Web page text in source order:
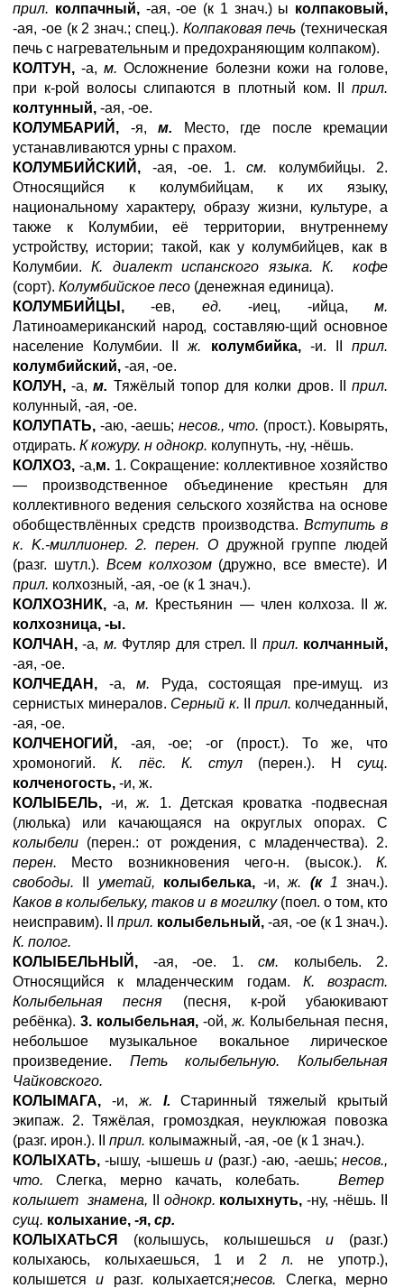
прил. колпачный,-ая, -ое (к 1 знач.) ы колпаковый,
-ая, -ое (к 2 знач.; спец.). Колпаковая печь (техническая
печь с нагревательным и предохраняющим колпаком).
КОЛТУН, -а,м. Осложнение болезни кожи на голове,
при к-рой волосы слипаются в плотный ком. II прил.
колтунный, -ая, -ое.
КОЛУМБАРИЙ, -я, м. Место, где после кремации
устанавливаются урны с прахом.
КОЛУМБИЙСКИЙ, -ая, -ое. 1. см. колумбийцы. 2.
Относящийся к колумбийцам, к их языку,
национальному характеру, образу жизни, культуре, а
также к Колумбии, её территории, внутреннему
устройству, истории; такой, как у колумбийцев, как в
Колумбии.К. диалект испанского языка. К. кофе
(сорт). Колумбийское песо (денежная единица).
КОЛУМБИЙЦЫ, -ев, ед. -иец, -ийца,м.
Латиноамериканский народ, составляю-щий основное
население Колумбии. IIж. колумбийка,-и. IIприл.
колумбийский, -ая, -ое.
КОЛУН, -а, м. Тяжёлый топор для колки дров. IIприл.
колунный, -ая, -ое.
КОЛУПАТЬ, -аю, -аешь; несов., что. (прост.). Ковырять,
отдирать. К кожуру. н однокр. колупнуть, -ну, -нёшь.
КОЛХО3, -а,м.1. Сокращение: коллективное хозяйство
— производственное объединение крестьян для
коллективного ведения сельского хозяйства на основе
обобществлённых средств производства. Вступить в
к. K.-миллионер. 2. перен. О дружной группе людей
(разг. шутл.). Всем колхозом(дружно, все вместе). И
прил. колхозный, -ая, -ое (к 1 знач.).
КОЛХОЗНИК, -а,м. Крестьянин — член колхоза. II ж.
колхозница, -ы.
КОЛЧАН, -а, м. Футляр для стрел. II прил. колчанный,
-ая, -ое.
КОЛЧЕДАН, -а, м. Руда, состоящая пре-имущ. из
сернистых минералов. Серный к. прил. колчеданный,
-ая, -ое.
КОЛЧЕНОГИЙ, -ая, -ое; -ог (прост.). То же, что
хромоногий.К. пёс. К. стул (перен.). Нсущ.
колченогость, -и, ж.
КОЛЫБЕЛЬ, -и,ж. 1. Детская кроватка -подвесная
(люлька) или качающаяся на округлых опорах. С
колыбели (перен.: от рождения, с младенчества). 2.
перен. Место возникновения чего-н. (высок.). К.
свободы.
уметай, колыбелька,-и,ж. (к1 знач.).
Каков в колыбельку, таков и в могилку(поел. о том, кто
неисправим). II прил. колыбельный, -ая, -ое (к 1 знач.).
К. полог.
КОЛЫБЕЛЬНЫЙ, -ая, -ое. 1. см. колыбель. 2.
Относящийся к младенческим годам. К. возраст.
Колыбельная песня (песня, к-рой убаюкивают
ребёнка). 3. колыбельная, -ой, ж. Колыбельная песня,
небольшое музыкальное вокальное лирическое
произведение. Петь колыбельную. Колыбельная
Чайковского.
КОЛЫМАГА, -и, ж. I. Старинный тяжелый крытый
экипаж. 2. Тяжёлая, громоздкая, неуклюжая повозка
(разг. ирон.). II прил. колымажный, -ая, -ое (к 1 знач.).
КОЛЫХАТЬ, -ышу, -ышешьи (разг.) -аю, -аешь;несов.,
что. Слегка, мерно качать, колебать. Ветер
колышет знамена,
однокр. колыхнуть, -ну, -нёшь. II
сущ. колыхание, -я, ср.
КОЛЫХАТЬСЯ
(колышусь, колышешьсяи (разг.)
колыхаюсь, колыхаешься, 1 и 2 л. не употр.),
колышетсяи разг. колыхается;несов. Слегка, мерно